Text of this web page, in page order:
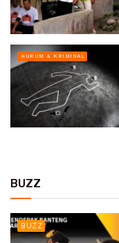
HUKUM & KRIMINAL
BUZZ
BUZZ